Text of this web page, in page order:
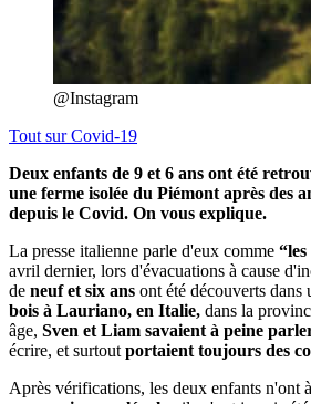
@Instagram
Tout surCovid-19
Deux enfants de 9 et 6 ans ont été
une ferme isolée du Piémont après des
depuis le Covid. On vous explique.
La presse italienne parle d'eux comme
avril dernier, lors d'évacuations à cause
de neuf et six ans ont été découverts dans
bois à Lauriano, en Italie, dans la
âge, Sven et Liam savaient à peine
écrire, et surtout portaient toujours des
Après vérifications, les deux enfants n'ont